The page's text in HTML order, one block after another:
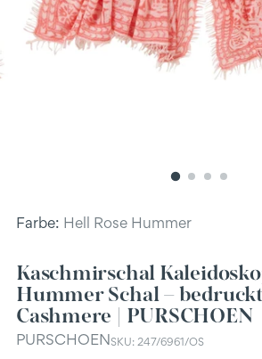
Farbe: Hell Rose Hummer
Kaschmirschal
Hummer Schal –
Cashmere | PURSCHOEN
PURSCHOENSKU: 247/6961/OS